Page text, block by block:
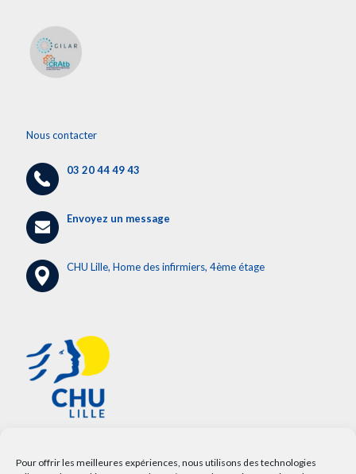
Pour offrir les meilleures expériences, nous utilisons des technologies
Nous contacter
03 20 44 49 43
Envoyez un message
CHU Lille, Home des infirmiers, 4ème étage